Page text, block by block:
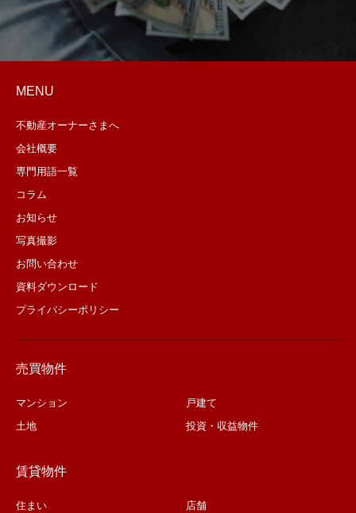
MENU
不動産オーナーさまへ
会社概要
専門用語一覧
コラム
お知らせ
写真撮影
お問い合わせ
資料ダウンロード
プライバシーポリシー
売買物件
マンション
戸建て
土地
投資・収益物件
賃貸物件
住まい 店舗